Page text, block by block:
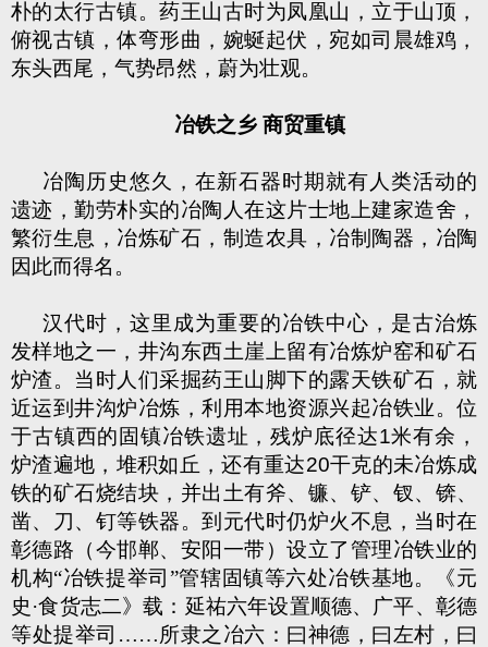
朴的太行古镇。药王山古时为凤凰山，立于山顶，
俯视古镇，体弯形曲，婉蜒起伏，宛如司晨雄鸡，
东头西尾，气势昂然，蔚为壮观。
冶铁之乡 商贸重镇
冶陶历史悠久，在新石器时期就有人类活动的
遗迹，勤劳朴实的冶陶人在这片士地上建家造舍，
繁衍生息，冶炼矿石，制造农具，冶制陶器，冶陶
因此而得名。
汉代时，这里成为重要的冶铁中心，是古治炼
发样地之一，井沟东西土崖上留有冶炼炉窑和矿石
炉渣。当时人们采掘药王山脚下的露天铁矿石，就
近运到井沟炉冶炼，利用本地资源兴起冶铁业。位
于古镇西的固镇冶铁遗址，残炉底径达1米有余，
炉渣遍地，堆积如丘，还有重达20干克的未冶炼成
铁的矿石烧结块，并出土有斧、镰、铲、钗、锛、
凿、刀、钉等铁器。到元代时仍炉火不息，当时在
彰德路（今邯郸、安阳一带）设立了管理冶铁业的
机构“冶铁提举司”管辖固镇等六处冶铁基地。《元
史·食货志二》载：延祐六年设置顺德、广平、彰德
等处提举司……所隶之冶六：曰神德，曰左村，曰